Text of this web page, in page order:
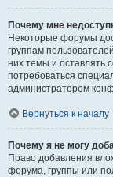
Почему мне
Некоторые форумы
группам
них темы и оставлять
потребоваться
администратором
Вернуться к началу
Почему я не могу
Право добавления
форума, группы или